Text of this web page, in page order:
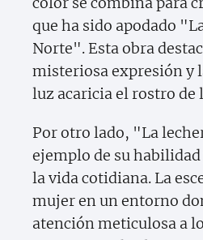
que ha sido apodado
Norte". Esta obra
misteriosa expresión y
luz acaricia el rostro de
Por otro lado, "La
ejemplo de su
la vida cotidiana. La
mujer en un entorno
atención meticulosa a